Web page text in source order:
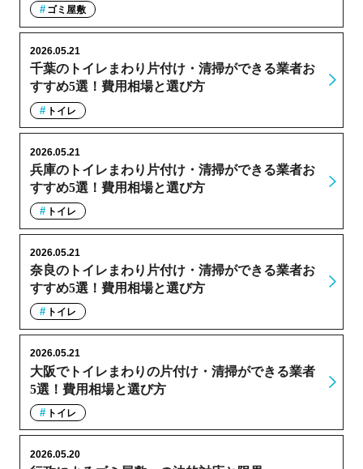
ゴミ屋敷
千葉のトイレまわり片付け・清掃ができる業者お
すすめ5選！費用相場と選び方
2026.05.21
トイレ
兵庫のトイレまわり片付け・清掃ができる業者お
すすめ5選！費用相場と選び方
2026.05.21
トイレ
奈良のトイレまわり片付け・清掃ができる業者お
すすめ5選！費用相場と選び方
2026.05.21
トイレ
大阪でトイレまわりの片付け・清掃ができる業者
5選！費用相場と選び方
2026.05.21
トイレ
2026.05.20